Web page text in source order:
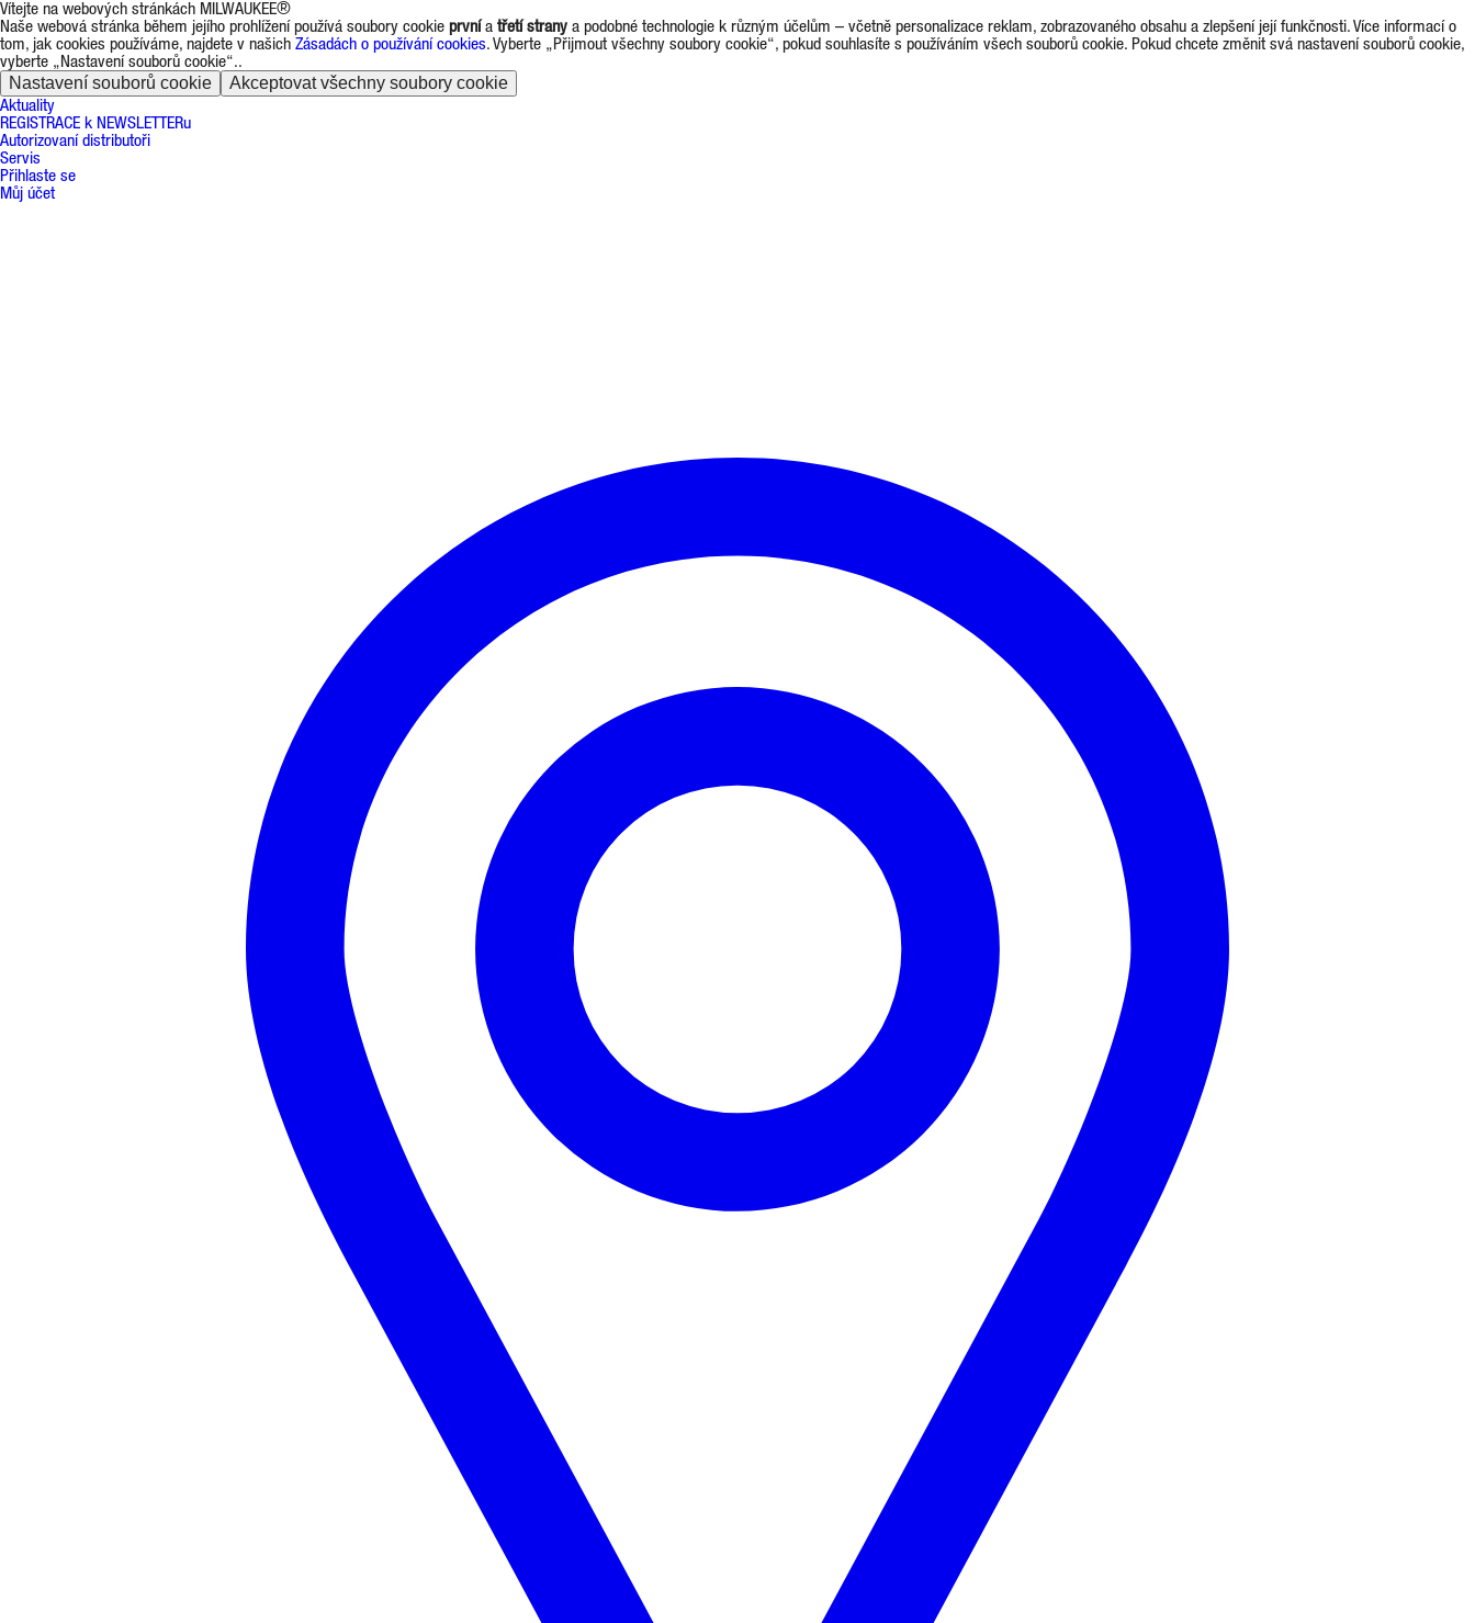
Vítejte na webových stránkách MILWAUKEE®
Naše webová stránka během jejího prohlížení používá soubory cookie prvnía třetí strany a podobné technologie k různým účelům – včetně personalizace reklam, zobrazovaného obsahu a zlepšení její funkčnosti. Více informací o
tom, jak cookies používáme, najdete v našich Zásadách o používání cookies. Vyberte „Přijmout všechny soubory cookie“, pokud souhlasíte s používáním všech souborů cookie. Pokud chcete změnit svá nastavení souborů cookie,
vyberte „Nastavení souborů cookie“..
Nastavení souborů cookie Akceptovat všechny soubory cookie
Aktuality
REGISTRACE k NEWSLETTERu
Autorizovaní distributoři
Servis
Přihlaste se
Můj účet